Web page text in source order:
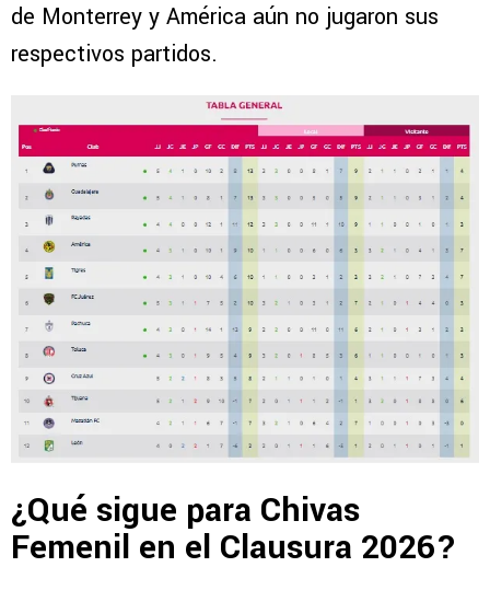
de Monterrey y América aún no jugaron sus
respectivos partidos.
¿Qué sigue para Chivas
Femenil en el Clausura 2026?